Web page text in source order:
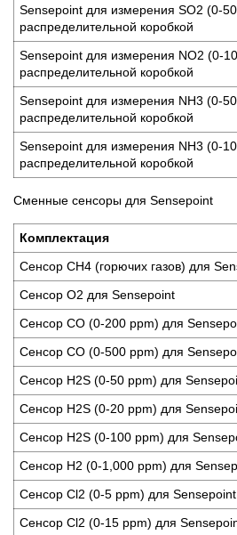
Sensepoint для измерения SO2 (0-
распределительной коробкой
Sensepoint для измерения NO2 (0-
распределительной коробкой
Sensepoint для измерения NH3 (0-
распределительной коробкой
Sensepoint для измерения NH3 (0-
распределительной коробкой
Сменные сенсоры для Sensepoint
Комплектация
Сенсор СН4 (горючих газов) для
Сенсор О2 для Sensepoint
Сенсор СО (0-200 ppm) для
Сенсор СО (0-500 ppm) для
Сенсор H2S (0-50 ppm) для
Сенсор H2S (0-20 ppm) для
Сенсор H2S (0-100 ppm) для
Сенсор H2 (0-1,000 ppm) для
Сенсор Cl2 (0-5 ppm) для Sensepoint
Сенсор Cl2 (0-15 ppm) для